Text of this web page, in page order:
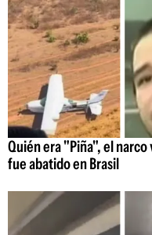
Quién era "Piña", el
fue abatido en Brasil